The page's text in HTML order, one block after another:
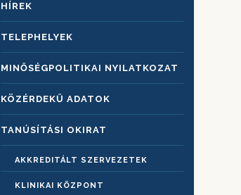
HÍREK
TELEPHELYEK
MINŐSÉGPOLITIKAI NYILATKOZAT
KÖZÉRDEKŰ ADATOK
TANÚSÍTÁSI OKIRAT
AKKREDITÁLT SZERVEZETEK
KLINIKAI KÖZPONT